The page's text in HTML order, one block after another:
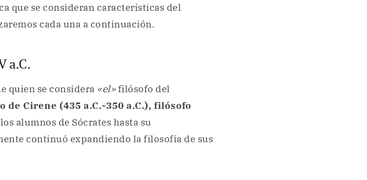
que se consideran características del
cada una a continuación.
a.C.
quien se considera «el»filósofo del
de Cirene (435 a.C.-350 a.C.), filósofo
alumnos de Sócrates hasta su
continuó expandiendo la filosofía de sus